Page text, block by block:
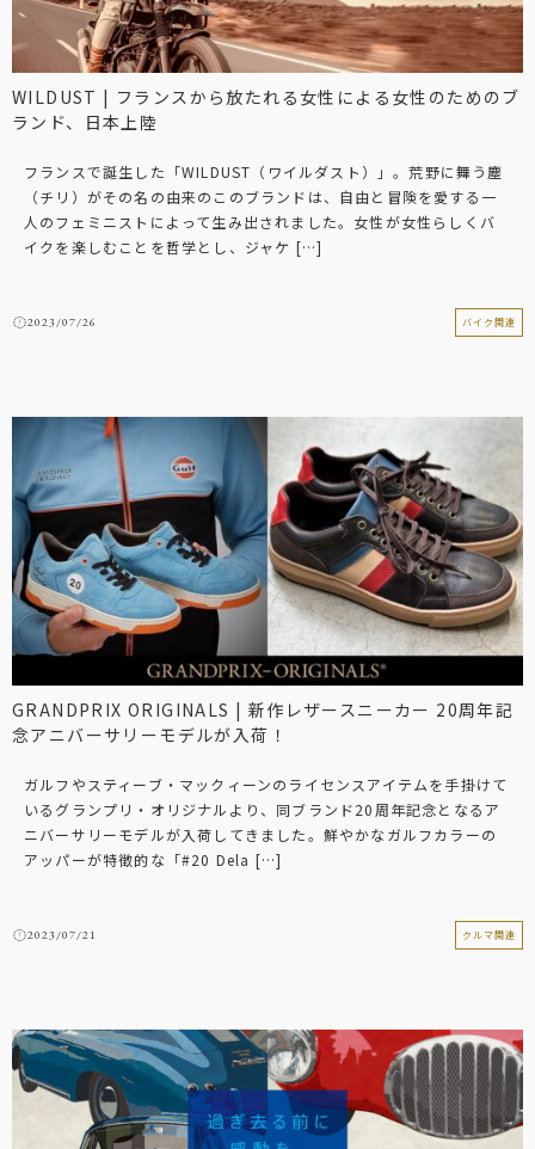
WILDUST | フランスから放たれる女性による女性のためのブ
ランド、日本上陸
フランスで誕生した「WILDUST（ワイルダスト）」。荒野に舞う塵
（チリ）がその名の由来のこのブランドは、自由と冒険を愛する一
人のフェミニストによって生み出されました。女性が女性らしくバ
イクを楽しむことを哲学とし、ジャケ […]
2023/07/26 バイク関連
GRANDPRIX ORIGINALS | 新作レザースニーカー 20周年記
念アニバーサリーモデルが入荷！
ガルフやスティーブ・マックィーンのライセンスアイテムを手掛けて
いるグランプリ・オリジナルより、同ブランド20周年記念となるア
ニバーサリーモデルが入荷してきました。鮮やかなガルフカラーの
アッパーが特徴的な「#20 Dela […]
2023/07/21 クルマ関連